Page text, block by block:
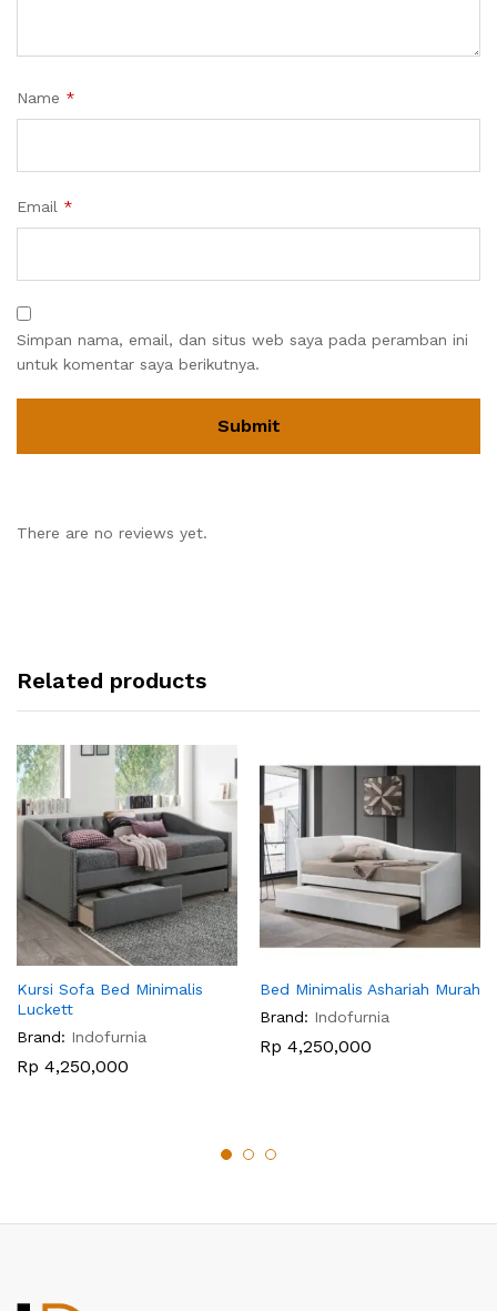
Name *
Email *
Simpan nama, email, dan situs web saya pada peramban ini
untuk komentar saya berikutnya.
There are no reviews yet.
Related products
Kursi Sofa Bed Minimalis
Luckett
Brand: Indofurnia
Rp 4,250,000
Bed Minimalis Ashariah Murah
Brand: Indofurnia
Rp 4,250,000